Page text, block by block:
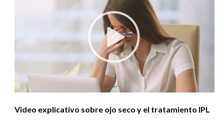
Video explicativo sobre ojo seco y el tratamiento IPL